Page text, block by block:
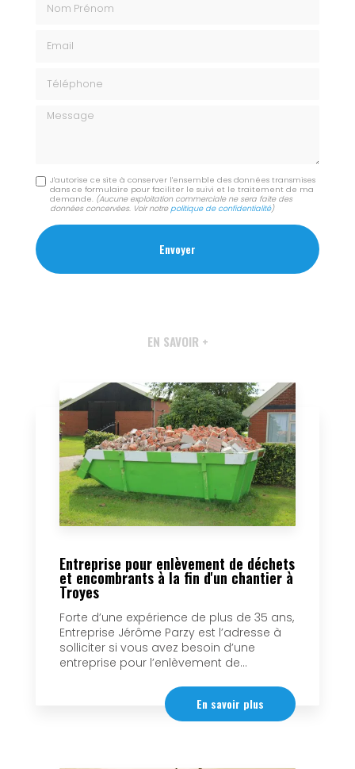
Message
J'autorise ce site à conserver l'ensemble des données transmises
dans ce formulaire pour faciliter le suivi et le traitement de ma
demande. (Aucune exploitation commerciale ne sera faite des
données concervées. Voir notrepolitique de confidentialité)
EN SAVOIR +
Entreprise pour enlèvement de déchets
et encombrants à la fin d'un chantier à
Troyes
Forte d’une expérience de plus de 35 ans,
Entreprise Jérôme Parzy est l’adresse à
solliciter si vous avez besoin d’une
entreprise pour l’enlèvement de...
En savoir plus